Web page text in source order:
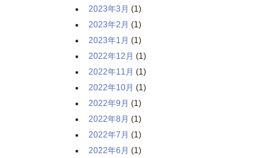
2023年3月 (1)
2023年2月 (1)
2023年1月 (1)
2022年12月 (1)
2022年11月 (1)
2022年10月 (1)
2022年9月 (1)
2022年8月 (1)
2022年7月 (1)
2022年6月 (1)